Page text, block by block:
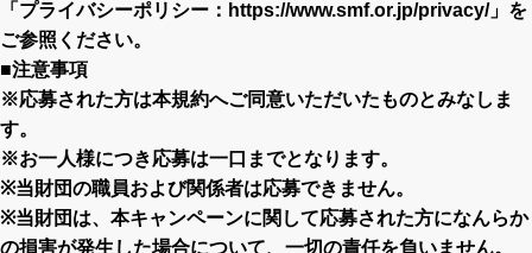
「プライバシーポリシー： https://www.smf.or.jp/privacy/」を
ご参照ください。
■注意事項
※応募された方は本規約へご同意いただいたものとみなしま
す。
※お一人様につき応募は一口までとなります。
※当財団の職員および関係者は応募できません。
※当財団は、本キャンペーンに関して応募された方になんらか
の損害が発生した場合について、一切の責任を負いません。